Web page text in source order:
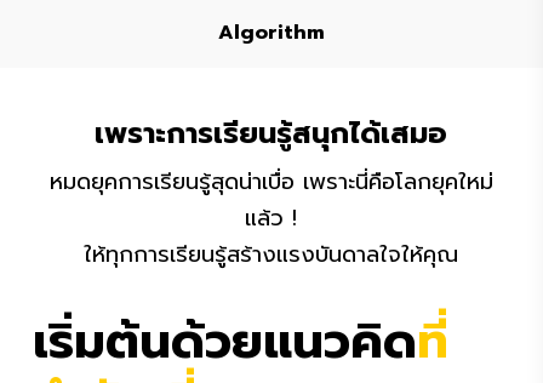
Algorithm
เพราะการเรียนรู้สนุกได้เสมอ
หมดยุคการเรียนรู้สุดน่าเบื่อ เพราะนี่คือโลกยุคใหม่
แล้ว !
ให้ทุกการเรียนรู้สร้างแรงบันดาลใจให้คุณ
เริ่มต้นด้วยแนวคิดที่